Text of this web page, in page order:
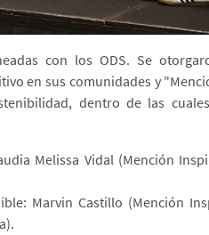
con los ODS. Se
en sus comunidades y
dentro de las
Melissa Vidal (Mención
Marvin Castillo (Mención